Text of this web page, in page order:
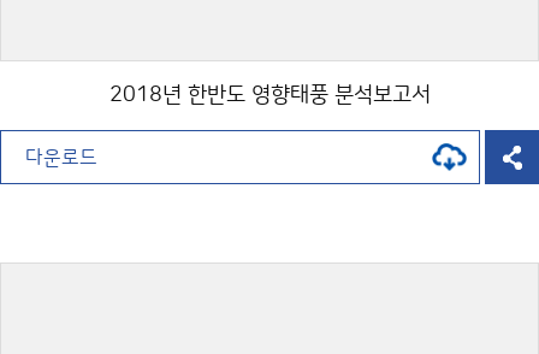
2018년 한반도 영향태풍 분석보고서
다운로드